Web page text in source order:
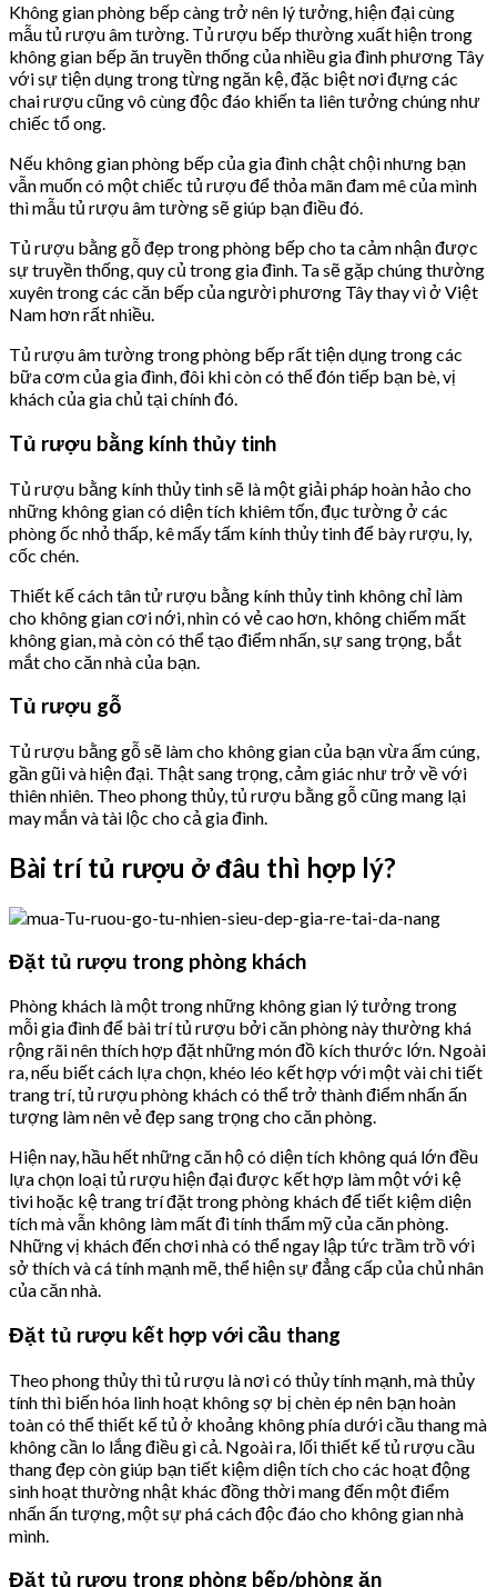
Không gian phòng bếp càng trở nên lý tưởng, hiện đại cùng
mẫu tủ rượu âm tường. Tủ rượu bếp thường xuất hiện trong
không gian bếp ăn truyền thống của nhiều gia đình phương Tây
với sự tiện dụng trong từng ngăn kệ, đặc biệt nơi đựng các
chai rượu cũng vô cùng độc đáo khiến ta liên tưởng chúng như
chiếc tổ ong.
Nếu không gian phòng bếp của gia đình chật chội nhưng bạn
vẫn muốn có một chiếc tủ rượu để thỏa mãn đam mê của mình
thì mẫu tủ rượu âm tường sẽ giúp bạn điều đó.
Tủ rượu bằng gỗ đẹp trong phòng bếp cho ta cảm nhận được
sự truyền thống, quy củ trong gia đình. Ta sẽ gặp chúng thường
xuyên trong các căn bếp của người phương Tây thay vì ở Việt
Nam hơn rất nhiều.
Tủ rượu âm tường trong phòng bếp rất tiện dụng trong các
bữa cơm của gia đình, đôi khi còn có thể đón tiếp bạn bè, vị
khách của gia chủ tại chính đó.
Tủ rượu bằng kính thủy tinh
Tủ rượu bằng kính thủy tinh sẽ là một giải pháp hoàn hảo cho
những không gian có diện tích khiêm tốn, đục tường ở các
phòng ốc nhỏ thấp, kê mấy tấm kính thủy tinh để bày rượu, ly,
cốc chén.
Thiết kế cách tân tử rượu bằng kính thủy tinh không chỉ làm
cho không gian cơi nới, nhìn có vẻ cao hơn, không chiếm mất
không gian, mà còn có thể tạo điểm nhấn, sự sang trọng, bắt
mắt cho căn nhà của bạn.
Tủ rượu gỗ
Tủ rượu bằng gỗ sẽ làm cho không gian của bạn vừa ấm cúng,
gần gũi và hiện đại. Thật sang trọng, cảm giác như trở về với
thiên nhiên. Theo phong thủy, tủ rượu bằng gỗ cũng mang lại
may mắn và tài lộc cho cả gia đình.
Bài trí tủ rượu ở đâu thì hợp lý?
Đặt tủ rượu trong phòng khách
Phòng khách là một trong những không gian lý tưởng trong
mỗi gia đình để bài trí tủ rượu bởi căn phòng này thường khá
rộng rãi nên thích hợp đặt những món đồ kích thước lớn. Ngoài
ra, nếu biết cách lựa chọn, khéo léo kết hợp với một vài chi tiết
trang trí, tủ rượu phòng khách có thể trở thành điểm nhấn ấn
tượng làm nên vẻ đẹp sang trọng cho căn phòng.
Hiện nay, hầu hết những căn hộ có diện tích không quá lớn đều
lựa chọn loại tủ rượu hiện đại được kết hợp làm một với kệ
tivi hoặc kệ trang trí đặt trong phòng khách để tiết kiệm diện
tích mà vẫn không làm mất đi tính thẩm mỹ của căn phòng.
Những vị khách đến chơi nhà có thể ngay lập tức trầm trồ với
sở thích và cá tính mạnh mẽ, thể hiện sự đẳng cấp của chủ nhân
của căn nhà.
Đặt tủ rượu kết hợp với cầu thang
Theo phong thủy thì tủ rượu là nơi có thủy tính mạnh, mà thủy
tính thì biến hóa linh hoạt không sợ bị chèn ép nên bạn hoàn
toàn có thể thiết kế tủ ở khoảng không phía dưới cầu thang mà
không cần lo lắng điều gì cả. Ngoài ra, lối thiết kế tủ rượu cầu
thang đẹp còn giúp bạn tiết kiệm diện tích cho các hoạt động
sinh hoạt thường nhật khác đồng thời mang đến một điểm
nhấn ấn tượng, một sự phá cách độc đáo cho không gian nhà
mình.
Đặt tủ rượu trong phòng bếp/phòng ăn